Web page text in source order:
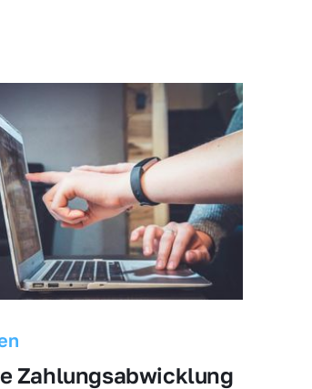
Zahlungsabwicklung